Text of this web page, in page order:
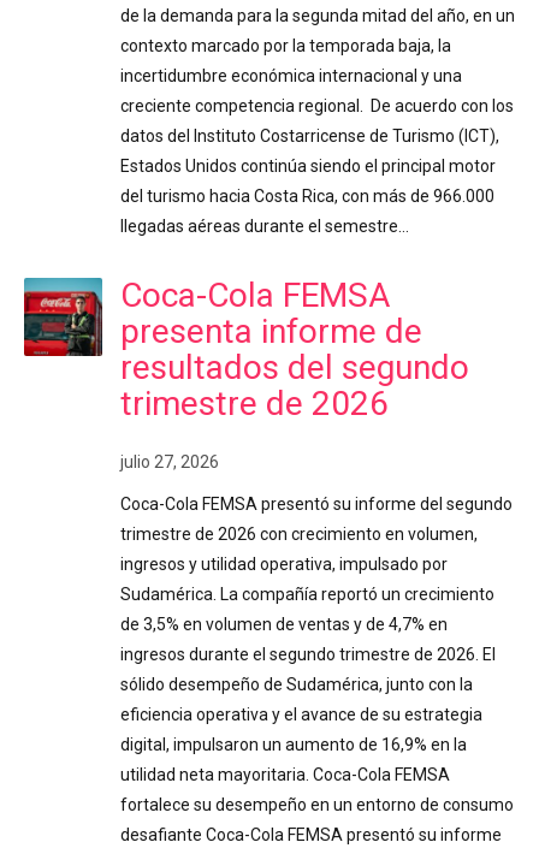
de la demanda para la segunda mitad del año, en un
contexto marcado por la temporada baja, la
incertidumbre económica internacional y una
creciente competencia regional. De acuerdo con los
datos del Instituto Costarricense de Turismo (ICT),
Estados Unidos continúa siendo el principal motor
del turismo hacia Costa Rica, con más de 966.000
llegadas aéreas durante el semestre…
Coca-Cola FEMSA
presenta informe de
resultados del segundo
trimestre de 2026
julio 27, 2026
Coca-Cola FEMSA presentó su informe del segundo
trimestre de 2026 con crecimiento en volumen,
ingresos y utilidad operativa, impulsado por
Sudamérica. La compañía reportó un crecimiento
de 3,5% en volumen de ventas y de 4,7% en
ingresos durante el segundo trimestre de 2026. El
sólido desempeño de Sudamérica, junto con la
eficiencia operativa y el avance de su estrategia
digital, impulsaron un aumento de 16,9% en la
utilidad neta mayoritaria. Coca-Cola FEMSA
fortalece su desempeño en un entorno de consumo
desafiante Coca-Cola FEMSA presentó su informe